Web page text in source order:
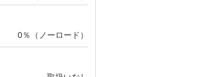
0％（ノーロード）